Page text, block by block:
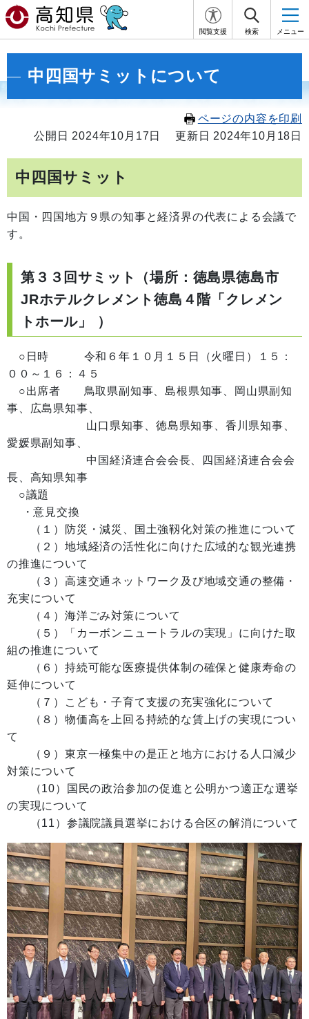
閲覧支援 検索 メニュー
中四国サミットについて
ページの内容を印刷
公開日 2024年10月17日
更新日 2024年10月18日
中四国サミット
中国・四国地方９県の知事と経済界の代表による会議で
す。
第３３回サミット（場所：徳島県徳島市
JRホテルクレメント徳島４階「クレメン
トホール」 ）
○日時 令和６年１０月１５日（火曜日）１５：
００～１６：４５
○出席者 鳥取県副知事、島根県知事、岡山県副知
事、広島県知事、
山口県知事、徳島県知事、香川県知事、
愛媛県副知事、
中国経済連合会会長、四国経済連合会会
長、高知県知事
○議題
・意見交換
（１）防災・減災、国土強靱化対策の推進について
（２）地域経済の活性化に向けた広域的な観光連携
の推進について
（３）高速交通ネットワーク及び地域交通の整備・
充実について
（４）海洋ごみ対策について
（５）「カーボンニュートラルの実現」に向けた取
組の推進について
（６）持続可能な医療提供体制の確保と健康寿命の
延伸について
（７）こども・子育て支援の充実強化について
（８）物価高を上回る持続的な賃上げの実現につい
て
（９）東京一極集中の是正と地方における人口減少
対策について
（10）国民の政治参加の促進と公明かつ適正な選挙
の実現について
（11）参議院議員選挙における合区の解消について